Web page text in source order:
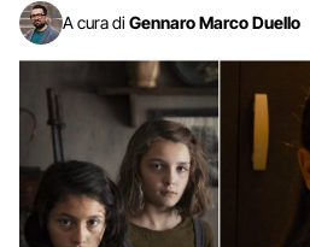
A cura di Gennaro Marco Duello